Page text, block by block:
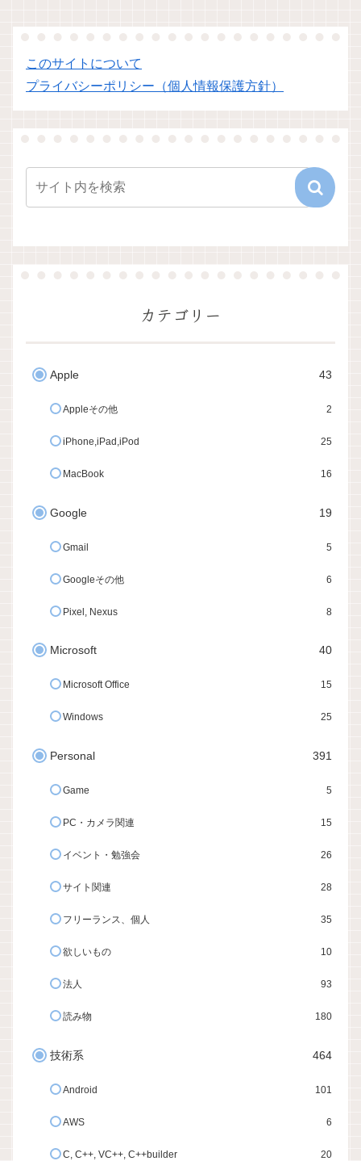
このサイトについて
プライバシーポリシー（個人情報保護方針）
カテゴリー
Apple 43
Appleその他 2
iPhone,iPad,iPod 25
MacBook 16
Google 19
Gmail 5
Googleその他 6
Pixel, Nexus 8
Microsoft 40
Microsoft Office 15
Windows 25
Personal 391
Game 5
PC・カメラ関連 15
イベント・勉強会 26
サイト関連 28
フリーランス、個人 35
欲しいもの 10
法人 93
読み物 180
技術系 464
Android 101
AWS 6
C, C++, VC++, C++builder 20